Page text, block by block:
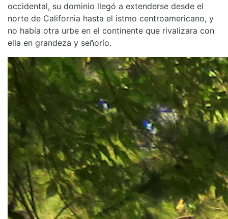
occidental, su dominio llegó a extenderse desde el
norte de California hasta el istmo centroamericano, y
no había otra urbe en el continente que rivalizara con
ella en grandeza y señorío.